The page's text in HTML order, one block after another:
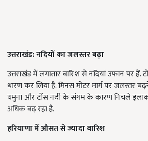
उत्तराखंड: नदियों का जलस्तर बढ़ा
उत्तराखंड में लगातार बारिश से नदियां उफान पर हैं.
धारण कर लिया है. मिनस मोटर मार्ग पर जलस्तर
यमुना और टोंस नदी के संगम के कारण निचले
अधिक बढ़ रहा है.
हरियाणा में औसत से ज्यादा बारिश